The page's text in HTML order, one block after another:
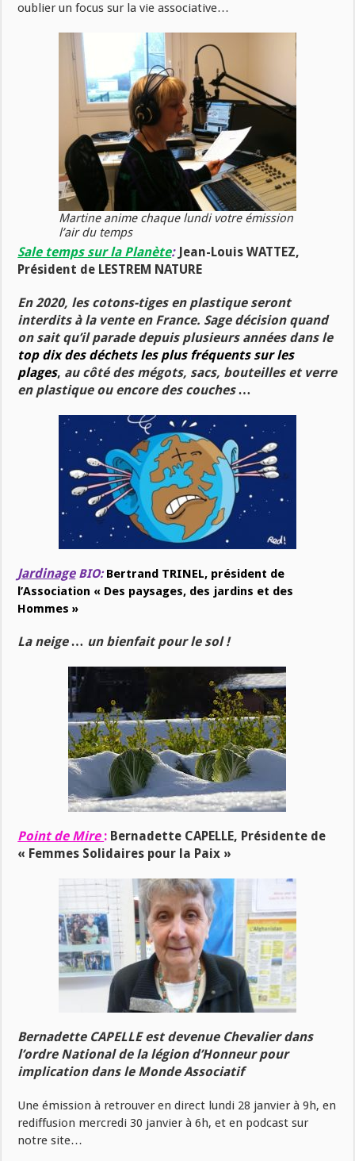
oublier un focus sur la vie associative…
Martine anime chaque lundi votre émission
l’air du temps
Sale temps sur la Planète: Jean-Louis WATTEZ,
Président de LESTREM NATURE
En 2020, les cotons-tiges en plastique seront
interdits à la vente en France. Sage décision quand
on sait qu’il parade depuis plusieurs années dans le
top dix des déchets les plus fréquents sur les
plages, au côté des mégots, sacs, bouteilles et verre
en plastique ou encore des couches …
JardinageBIO:Bertrand TRINEL, président de
l’Association « Des paysages, des jardins et des
Hommes »
La neige … un bienfait pour le sol !
Point de Mire : Bernadette CAPELLE, Présidente de
« Femmes Solidaires pour la Paix »
Bernadette CAPELLE est devenue Chevalier dans
l’ordre National de la légion d’Honneur pour
implication dans le Monde Associatif
Une émission à retrouver en direct lundi 28 janvier à 9h, en
rediffusion mercredi 30 janvier à 6h, et en podcast sur
notre site…